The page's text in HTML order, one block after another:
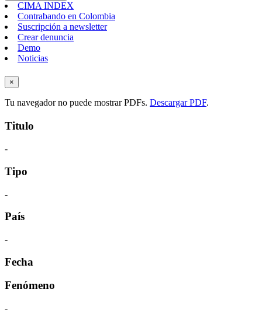
CIMA INDEX
Contrabando en Colombia
Suscripción a newsletter
Crear denuncia
Demo
Noticias
×
Tu navegador no puede mostrar PDFs. Descargar PDF.
Titulo
-
Tipo
-
País
-
Fecha
Fenómeno
-